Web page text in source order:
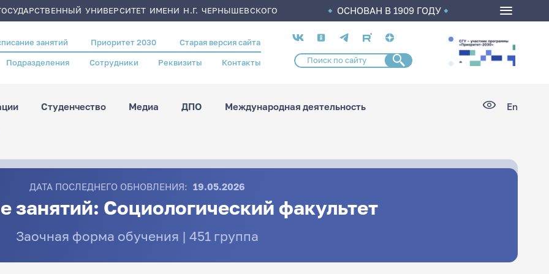
УНИВЕРСИТЕТ ИМЕНИ Н.Г. ЧЕРНЫШЕВСКОГО ОСНОВАН В 1909 ГОДУ
занятий Приоритет 2030 Старая версия сайта
Подразделения Сотрудники Реквизиты Контакты
Социальные
сети
Студенчество Медиа ДПО Международная деятельность En
ДАТА ПОСЛЕДНЕГО ОБНОВЛЕНИЯ: 19.05.2026
занятий: Социологический факультет
Заочная форма обучения | 451 группа